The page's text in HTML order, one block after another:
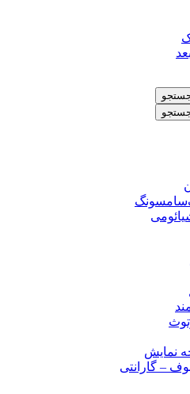
سامسونگ
نمایش
– گارانتی